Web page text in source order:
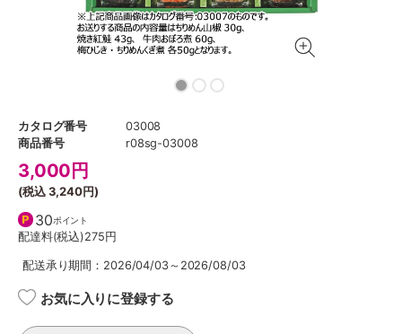
カタログ番号
03008
商品番号
r08sg-03008
3,000 円
(税込3,240円)
30ポイント
配達料(税込)275円
配送承り期間：2026/04/03～2026/08/03
お気に入りに登録する